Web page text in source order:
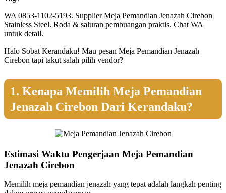
WA 0853-1102-5193. Supplier Meja Pemandian Jenazah Cirebon
Stainless Steel. Roda & saluran pembuangan praktis. Chat WA
untuk detail.
Halo Sobat Kerandaku! Mau pesan Meja Pemandian Jenazah
Cirebon tapi takut salah pilih vendor?
1. Kenapa Memilih Meja Pemandian
Jenazah Cirebon Dari Kerandaku?
Estimasi Waktu Pengerjaan Meja Pemandian
Jenazah Cirebon
Memilih meja pemandian jenazah yang tepat adalah langkah penting